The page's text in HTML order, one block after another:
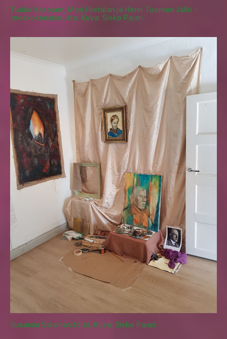
Tuulia Kasosen, Meri Hietalan ja Henri Tuomen Jälki -
teoskokonaisuutta. Kuva: Sisko Pajari.
Susanna Salaman töitä. Kuva: Sisko Pajari.